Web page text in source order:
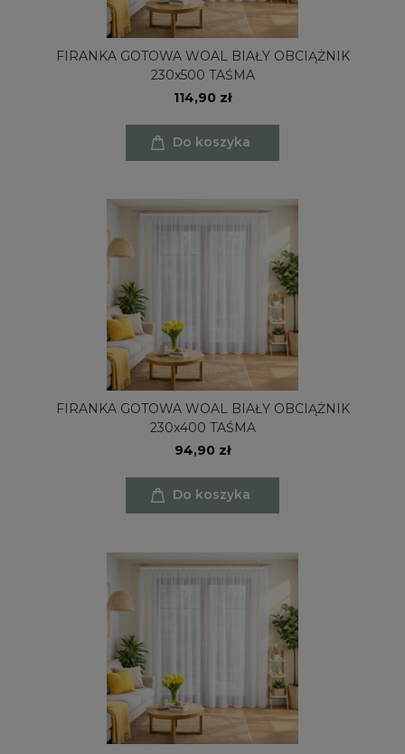
FIRANKA GOTOWA WOAL BIAŁY OBCIĄŻNIK
230x500 TAŚMA
114,90 zł
Do koszyka
FIRANKA GOTOWA WOAL BIAŁY OBCIĄŻNIK
230x400 TAŚMA
94,90 zł
Do koszyka